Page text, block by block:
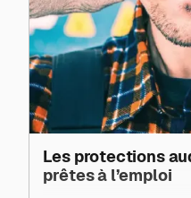
Les protections
prêtes à l’emploi